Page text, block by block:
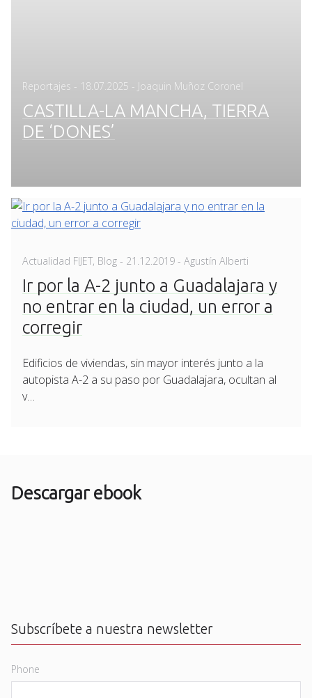
Reportajes - Posted
18.07.2025 - Joaquin Muñoz Coronel
CASTILLA-LA MANCHA, TIERRA
DE ‘DONES’
Actualidad FIJET, Blog - Posted
21.12.2019 - Agustín Alberti
Ir por la A-2 junto a Guadalajara y
no entrar en la ciudad, un error a
corregir
Edificios de viviendas, sin mayor interés junto a la
autopista A-2 a su paso por Guadalajara, ocultan al
v…
Descargar ebook
Subscríbete a nuestra newsletter
Phone